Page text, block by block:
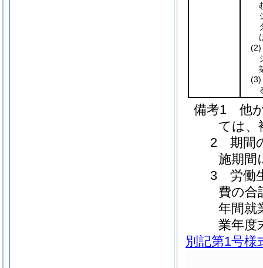
(2)
(3)
備考1 他か
ては、
2 期間
施期間
3 労働
費の合
年間就
業年度
別記第1号様